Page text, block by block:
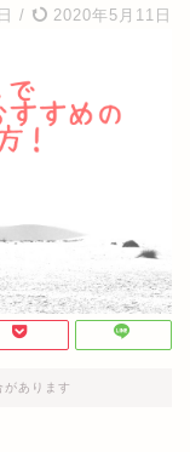
/ 2020年5月11日
があります